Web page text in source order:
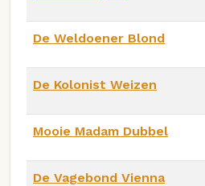
De Weldoener Blond
De Kolonist Weizen
Mooie Madam Dubbel
De Vagebond Vienna